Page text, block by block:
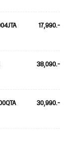
17,990.-
38,090.-
30,990.-